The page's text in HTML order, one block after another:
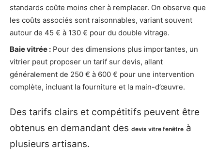
standards coûte moins cher à remplacer. On observe que
les coûts associés sont raisonnables, variant souvent
autour de 45 € à 130 € pour du double vitrage.
Baie vitrée : Pour des dimensions plus importantes, un
vitrier peut proposer un tarif sur devis, allant
généralement de 250 € à 600 € pour une intervention
complète, incluant la fourniture et la main-d’œuvre.
Des tarifs clairs et compétitifs peuvent être
obtenus en demandant des devis vitre fenêtre à
plusieurs artisans.